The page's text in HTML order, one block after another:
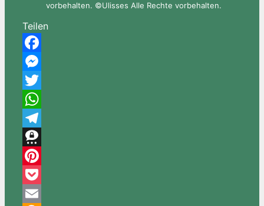
vorbehalten. ©Ulisses Alle Rechte vorbehalten.
Teilen
Facebook
Messenger
Twitter
WhatsApp
Telegram
Threema
Pinterest
Pocket